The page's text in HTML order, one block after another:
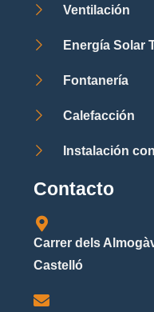
Ventilación
Energía Solar
Fontanería
Calefacción
Instalación
Contacto
Carrer dels
Castelló